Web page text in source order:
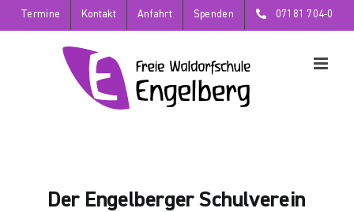
Zum
Inhalt
Termine Kontakt Anfahrt Spenden 07181 704-0
Der Engelberger Schulverein